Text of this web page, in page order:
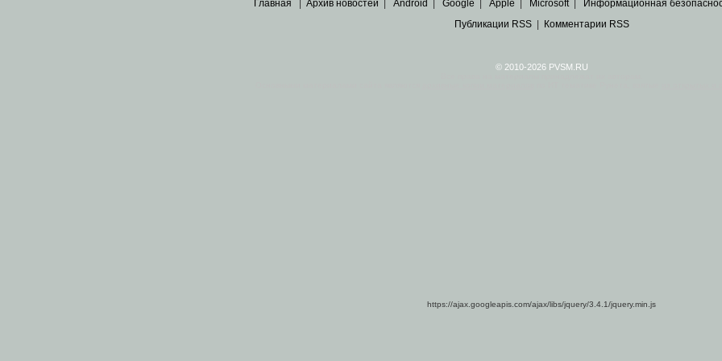
Главная Архив новостей Android Google Apple Microsoft| Информационная
Публикации RSS| Комментарии RSS
© 2010-2026 PVSM.RU
https://ajax.googleapis.com/ajax/libs/jquery/3.4.1/jquery.min.js